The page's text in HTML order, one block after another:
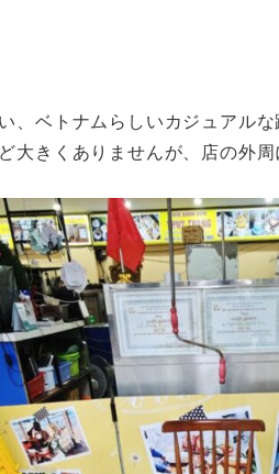
、ベトナムらしいカジュアルな
大きくありませんが、店の外